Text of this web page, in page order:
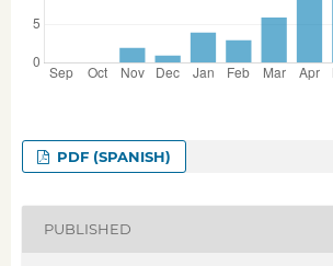
PDF (SPANISH)
PUBLISHED